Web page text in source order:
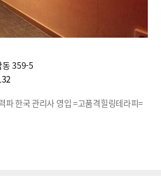
동 359-5
파 한국 관리사 영입 =고품격힐링테라피=